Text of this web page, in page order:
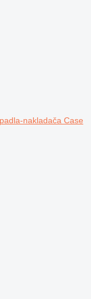
nakladača Case